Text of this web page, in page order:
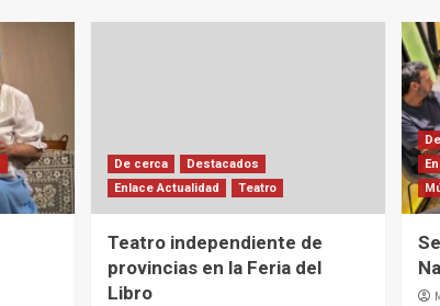
De cerca
Destacados
Enlace Actualidad
Teatro
Teatro independiente de
provincias en la Feria del
Libro